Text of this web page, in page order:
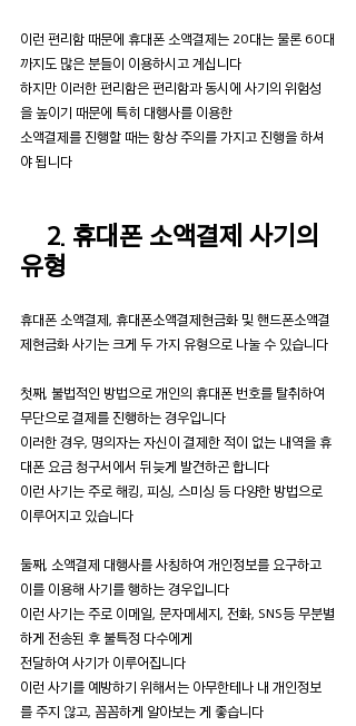
이런 편리함 때문에 휴대폰 소액결제는 20대는 물론 60대
까지도 많은 분들이 이용하시고 계십니다
하지만 이러한 편리함은 편리함과 동시에 사기의 위험성
을 높이기 때문에 특히 대행사를 이용한
소액결제를 진행할 때는 항상 주의를 가지고 진행을 하셔
야 됩니다
2. 휴대폰 소액결제 사기의
유형
휴대폰 소액결제, 휴대폰소액결제현금화 및 핸드폰소액결
제현금화 사기는 크게 두 가지 유형으로 나눌 수 있습니다
첫째, 불법적인 방법으로 개인의 휴대폰 번호를 탈취하여
무단으로 결제를 진행하는 경우입니다
이러한 경우, 명의자는 자신이 결제한 적이 없는 내역을 휴
대폰 요금 청구서에서 뒤늦게 발견하곤 합니다
이런 사기는 주로 해킹, 피싱, 스미싱 등 다양한 방법으로
이루어지고 있습니다
둘째, 소액결제 대행사를 사칭하여 개인정보를 요구하고
이를 이용해 사기를 행하는 경우입니다
이런 사기는 주로 이메일, 문자메세지, 전화, SNS등 무분별
하게 전송된 후 불특정 다수에게
전달하여 사기가 이루어집니다
이런 사기를 예방하기 위해서는 아무한테나 내 개인정보
를 주지 않고, 꼼꼼하게 알아보는 게 좋습니다